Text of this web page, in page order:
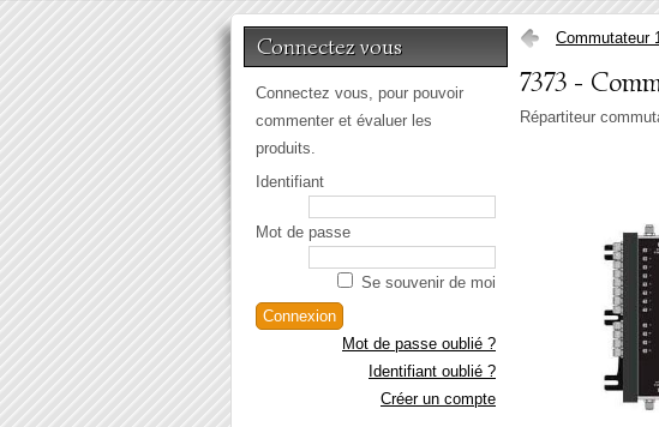
Connectez vous
Connectez vous, pour pouvoir
commenter et évaluer les
produits.
Identifiant
Mot de passe
Se souvenir de moi
Mot de passe oublié ?
Identifiant oublié ?
Créer un compte
Commutateur
7373 -
Répartiteur